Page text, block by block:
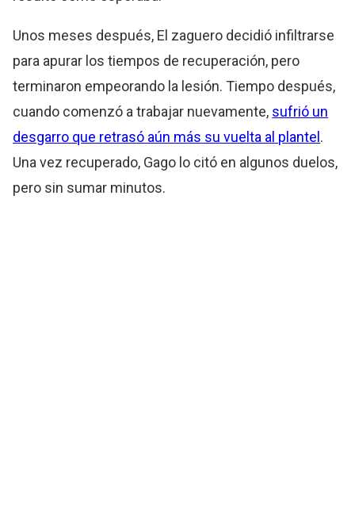
Unos meses después, El zaguero decidió infiltrarse
para apurar los tiempos de recuperación, pero
terminaron empeorando la lesión. Tiempo después,
cuando comenzó a trabajar nuevamente, sufrió un
desgarro que retrasó aún más su vuelta al plantel.
Una vez recuperado, Gago lo citó en algunos duelos,
pero sin sumar minutos.